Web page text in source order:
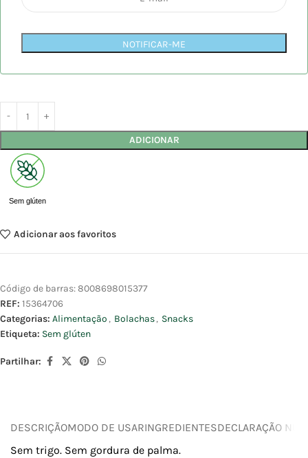
NOTIFICAR-ME
ADICIONAR
Sem glúten
Adicionar aos favoritos
Código de barras:8008698015377
REF: 15364706
Categorias: Alimentação , Bolachas, Snacks
Etiqueta: Sem glúten
Partilhar:
DESCRIÇÃOMODO DE USARINGREDIENTESDECLARAÇÃO
Sem trigo. Sem gordura de palma.